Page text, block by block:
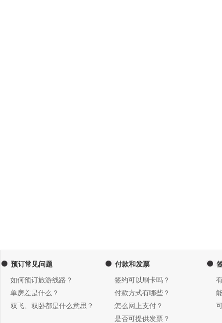
预订常见问题
如何预订旅游线路？
单房差是什么？
双飞、双卧都是什么意思？
付款和发票
签约可以刷卡吗？
付款方式有哪些？
怎么网上支付？
是否可提供发票？